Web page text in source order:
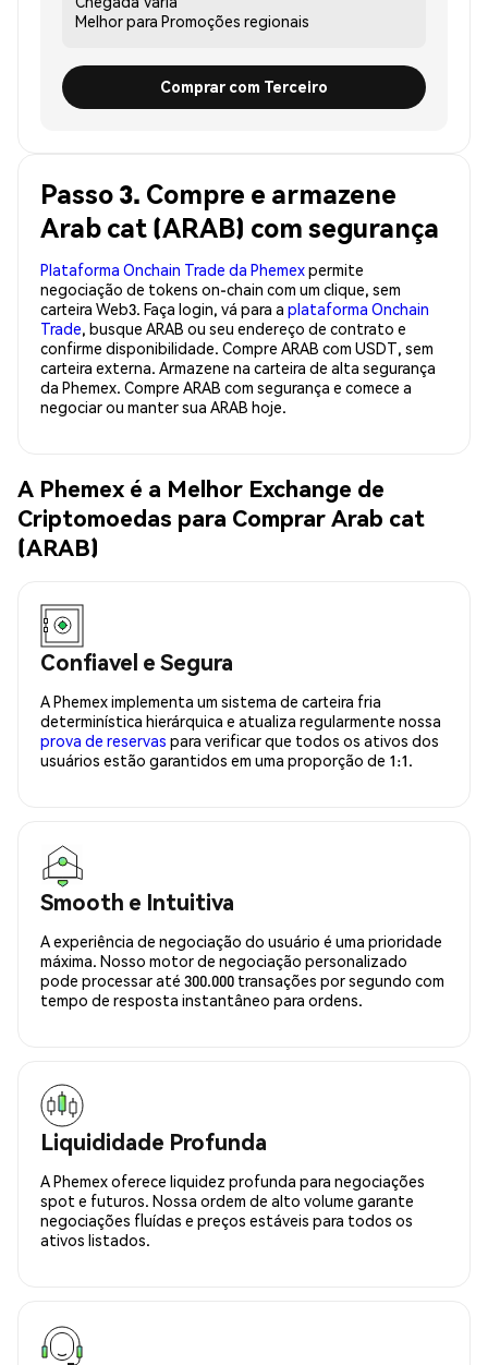
Melhor para Promoções regionais
Comprar com Terceiro
Passo 3. Compre e armazene
Arab cat (ARAB) com segurança
Plataforma Onchain Trade da Phemexpermite
negociação de tokens on-chain com um clique, sem
carteira Web3. Faça login, vá para a plataforma Onchain
Trade, busque ARAB ou seu endereço de contrato e
confirme disponibilidade. Compre ARAB com USDT, sem
carteira externa. Armazene na carteira de alta segurança
da Phemex. Compre ARAB com segurança e comece a
negociar ou manter sua ARAB hoje.
A Phemex é a Melhor Exchange de
Criptomoedas para Comprar Arab cat
(ARAB)
Confiavel e Segura
A Phemex implementa um sistema de carteira fria
determinística hierárquica e atualiza regularmente nossa
prova de reservas para verificar que todos os ativos dos
usuários estão garantidos em uma proporção de 1:1.
Smooth e Intuitiva
A experiência de negociação do usuário é uma prioridade
máxima. Nosso motor de negociação personalizado
pode processar até 300.000 transações por segundo com
tempo de resposta instantâneo para ordens.
Liquididade Profunda
A Phemex oferece liquidez profunda para negociações
spot e futuros. Nossa ordem de alto volume garante
negociações fluídas e preços estáveis para todos os
ativos listados.